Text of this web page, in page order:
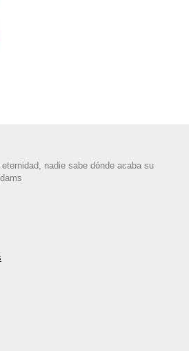
nadie sabe dónde acaba su